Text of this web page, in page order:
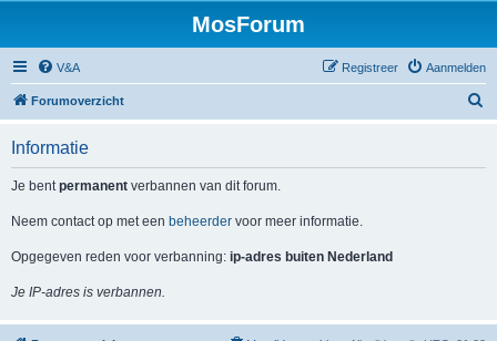
MosForum
V&A Aanmelden
Registreer
Forumoverzicht
Informatie
Je bentpermanent verbannen van dit forum.
Neem contact op met een beheerder voor meer informatie.
Opgegeven reden voor verbanning: ip-adres buiten Nederland
Je IP-adres is verbannen.